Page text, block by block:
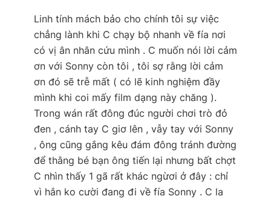
Linh tính mách bảo cho chính tôi sự việc
chẳng lành khi C chạy bộ nhanh về fía nơi
có vị ân nhân cứu mình . C muốn nói lời cảm
ơn với Sonny còn tôi , tôi sợ rằng lời cảm
ơn đó sẽ trễ mất ( có lẽ kinh nghiệm đầy
mình khi coi mấy film dạng này chăng ).
Trong wán rất đông đúc người chơi trò đỏ
đen , cánh tay C giơ lên , vẫy tay với Sonny
, ông cũng gắng kêu đám đông tránh đường
để thằng bé bạn ông tiến lại nhưng bất chợt
C nhìn thấy 1 gã rất khác ngừơi ở đây : chỉ
vì hắn ko cười đang đi về fía Sonny . C la